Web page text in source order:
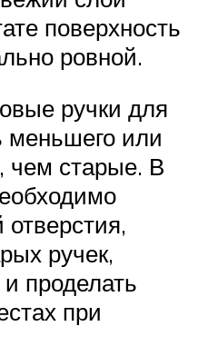
поверхность
ровной.
ручки для
меньшего или
чем старые. В
отверстия,
ручек,
проделать
при